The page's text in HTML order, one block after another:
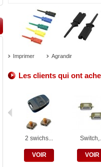
Imprimer Agrandir
Les clients qui ont
2 swichs...
VOIR VOIR